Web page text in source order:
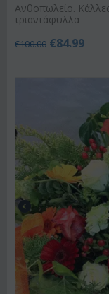
Ανθοπωλείο.
τριαντάφυλλα
€100.00 €84.99